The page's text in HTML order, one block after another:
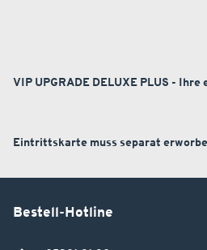
VIP UPGRADE DELUXE PLUS -
Eintrittskarte muss separat
Bestell-Hotline